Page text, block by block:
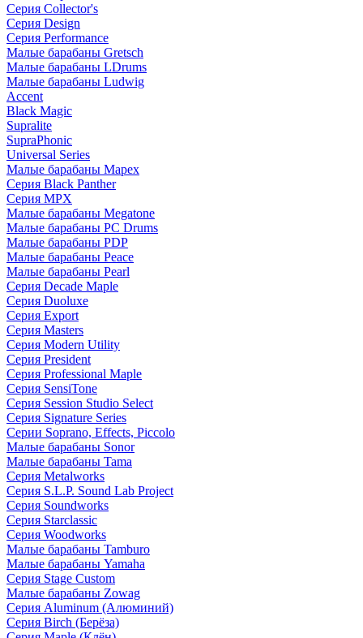
Серия Collector's
Серия Design
Серия Performance
Малые барабаны Gretsch
Малые барабаны LDrums
Малые барабаны Ludwig
Accent
Black Magic
Supralite
SupraPhonic
Universal Series
Малые барабаны Mapex
Серия Black Panther
Серия MPX
Малые барабаны Megatone
Малые барабаны PC Drums
Малые барабаны PDP
Малые барабаны Peace
Малые барабаны Pearl
Серия Decade Maple
Серия Duoluxe
Серия Export
Серия Masters
Серия Modern Utility
Серия President
Серия Professional Maple
Серия SensiTone
Серия Session Studio Select
Серия Signature Series
Серии Soprano, Effects, Piccolo
Малые барабаны Sonor
Малые барабаны Tama
Серия Metalworks
Серия S.L.P. Sound Lab Project
Серия Soundworks
Серия Starclassic
Серия Woodworks
Малые барабаны Tamburo
Малые барабаны Yamaha
Серия Stage Custom
Малые барабаны Zowag
Серия Aluminum (Алюминий)
Серия Birch (Берёза)